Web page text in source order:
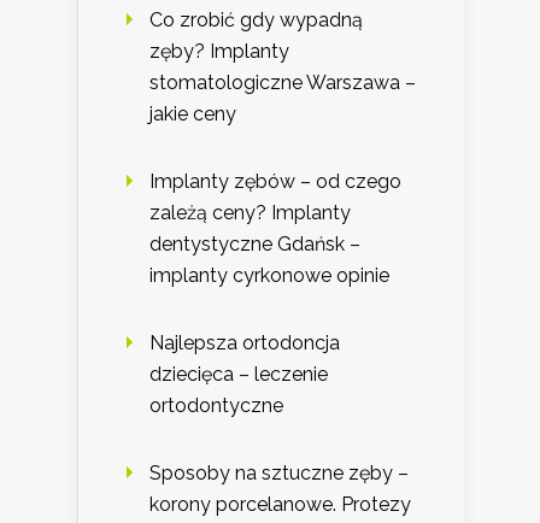
Co zrobić gdy wypadną
zęby? Implanty
stomatologiczne Warszawa –
jakie ceny
Implanty zębów – od czego
zależą ceny? Implanty
dentystyczne Gdańsk –
implanty cyrkonowe opinie
Najlepsza ortodoncja
dziecięca – leczenie
ortodontyczne
Sposoby na sztuczne zęby –
korony porcelanowe. Protezy